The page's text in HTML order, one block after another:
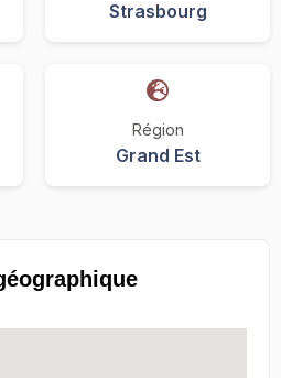
Strasbourg
Région
Grand Est